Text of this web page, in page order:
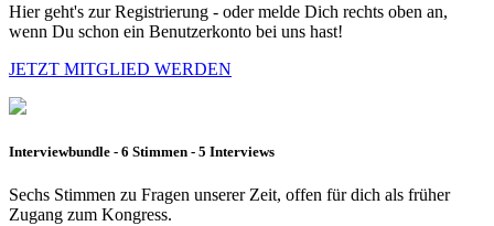
Hier geht's zur Registrierung - oder melde Dich rechts oben an,
wenn Du schon ein Benutzerkonto bei uns hast!
JETZT MITGLIED WERDEN
Interviewbundle - 6 Stimmen - 5 Interviews
Sechs Stimmen zu Fragen unserer Zeit, offen für dich als früher
Zugang zum Kongress.